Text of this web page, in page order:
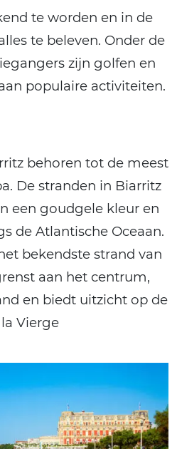
te worden en in de
te beleven. Onder de
zijn golfen en
populaire activiteiten.
behoren tot de meest
De stranden in Biarritz
een goudgele kleur en
de Atlantische Oceaan.
bekendste strand van
aan het centrum,
en biedt uitzicht op de
Vierge